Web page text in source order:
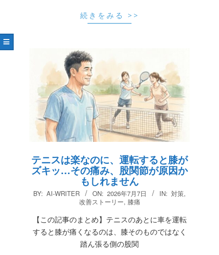
続きをみる >>
テニスは楽なのに、運転すると膝が
ズキッ…その痛み、股関節が原因か
もしれません
2026-
BY: AI-WRITER ON: 2026年7月7日 IN: 対策,
改善ストーリー, 膝痛
【この記事のまとめ】テニスのあとに車を運転
すると膝が痛くなるのは、膝そのものではなく
踏ん張る側の股関